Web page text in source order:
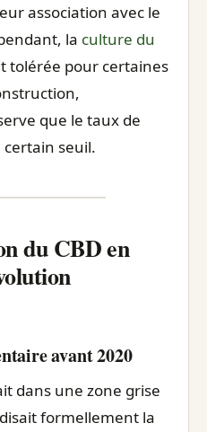
association avec le
la culture du
tolérée pour certaines
que le taux de
seuil.
du CBD en
avant 2020
dans une zone grise
formellement la